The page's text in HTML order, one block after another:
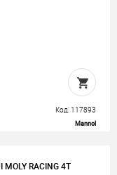
Код: 117893
Mannol
RACING 4T